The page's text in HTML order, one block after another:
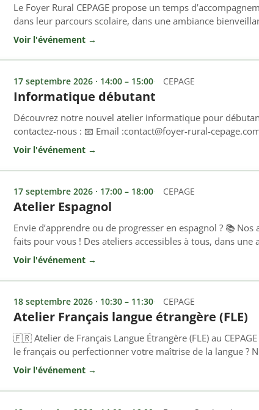
Le Foyer Rural CEPAGE propose un temps
dans leur parcours scolaire, dans une ambiance
chacun. 👉 Tous les mardis et vendredis 🕓 De 16h30 à
Gagner en autonomie ✔ Bénéficier […]
Voir l'événement →
17 septembre 2026 · 14:00 – 15:00 CEPAGE
Informatique débutant
Découvrez notre nouvel atelier informatique pour
contactez-nous : 📧 Email :contact@foyer-rural-
15
Voir l'événement →
17 septembre 2026 · 17:00 – 18:00 CEPAGE
Atelier Espagnol
Envie d’apprendre ou de progresser en espagnol ? 📚
faits pour vous ! Des ateliers accessibles à tous, dans
dynamique. Inscrivez-vous et rejoignez-nous ! 📞 04 93 03
Voir l'événement →
18 septembre 2026 · 10:30 – 11:30 CEPAGE
Atelier Français langue étrangère (FLE)
🇫🇷 Atelier de Français Langue Étrangère (FLE) au
le français ou perfectionner votre maîtrise de la langue ?
! Cet atelier s’adresse à toutes les personnes non-
Voir l'événement →